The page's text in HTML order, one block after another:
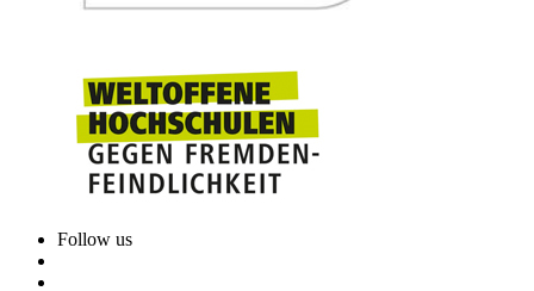
Follow us